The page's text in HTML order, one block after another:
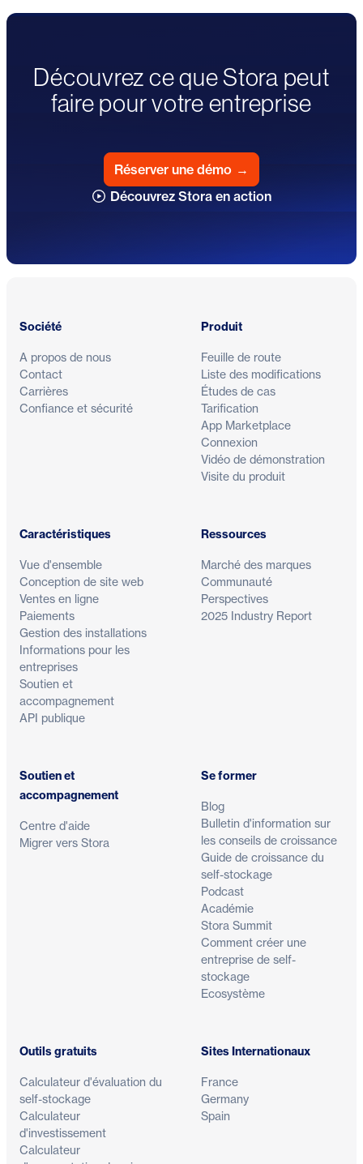
Découvrez ce que Stora peut
faire pour votre entreprise
Réserver une démo →
Découvrez Stora en action
Société
A propos de nous
Contact
Carrières
Confiance et sécurité
Produit
Feuille de route
Liste des modifications
Études de cas
Tarification
App Marketplace
Connexion
Vidéo de démonstration
Visite du produit
Caractéristiques
Vue d'ensemble
Conception de site web
Ventes en ligne
Paiements
Gestion des installations
Informations pour les
entreprises
Soutien et
accompagnement
API publique
Ressources
Marché des marques
Communauté
Perspectives
2025 Industry Report
Soutien et
accompagnement
Centre d'aide
Migrer vers Stora
Se former
Blog
Bulletin d'information sur
les conseils de croissance
Guide de croissance du
self-stockage
Podcast
Académie
Stora Summit
Comment créer une
entreprise de self-
stockage
Ecosystème
Outils gratuits
Calculateur d'évaluation du
self-stockage
Calculateur
d'investissement
Calculateur
Sites Internationaux
France
Germany
Spain